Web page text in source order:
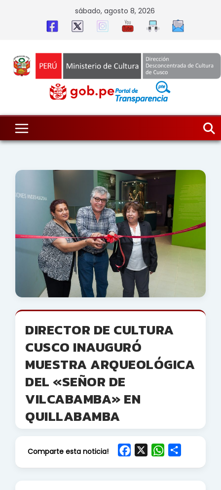
sábado, agosto 8, 2026
DIRECTOR DE CULTURA
CUSCO INAUGURÓ
MUESTRA ARQUEOLÓGICA
DEL «SEÑOR DE
VILCABAMBA» EN
QUILLABAMBA
Comparte esta noticia!
W